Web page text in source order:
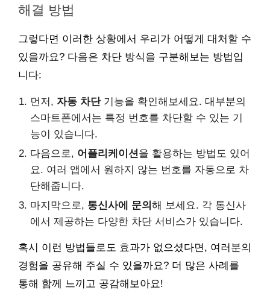
해결 방법
그렇다면 이러한 상황에서 우리가 어떻게 대처할 수
있을까요? 다음은 차단 방식을 구분해보는 방법입
니다:
먼저, 자동 차단기능을 확인해보세요. 대부분의
스마트폰에서는 특정 번호를 차단할 수 있는 기
능이 있습니다.
다음으로, 어플리케이션을 활용하는 방법도 있어
요. 여러 앱에서 원하지 않는 번호를 자동으로 차
단해줍니다.
마지막으로, 통신사에 문의 해 보세요. 각 통신사
에서 제공하는 다양한 차단 서비스가 있습니다.
혹시 이런 방법들로도 효과가 없으셨다면, 여러분의
경험을 공유해 주실 수 있을까요? 더 많은 사례를
통해 함께 느끼고 공감해보아요!